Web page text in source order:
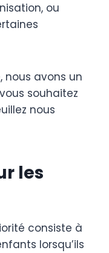
ou
nous avons un
souhaitez
nous
les
consiste à
lorsqu’ils